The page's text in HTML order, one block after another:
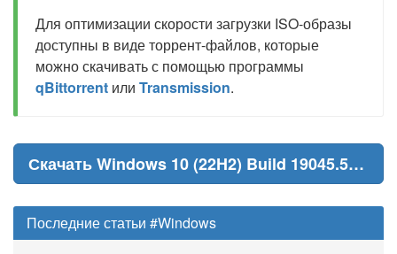
Для оптимизации скорости загрузки ISO-образы
доступны в виде торрент-файлов, которые
можно скачивать с помощью программы
qBittorrent или Transmission.
Скачать Windows 10 (22H2) Build 19045.5073
Последние статьи #Windows